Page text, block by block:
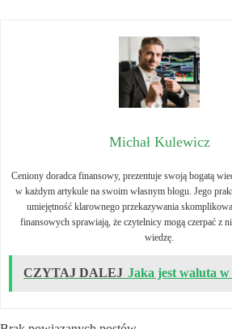
Michał Kulewicz
Ceniony doradca finansowy, prezentuje swoją bogatą
w każdym artykule na swoim własnym blogu. Jego
umiejętność klarownego przekazywania
finansowych sprawiają, że czytelnicy mogą czerpać z
wiedzę.
CZYTAJ DALEJ Jaka jest waluta